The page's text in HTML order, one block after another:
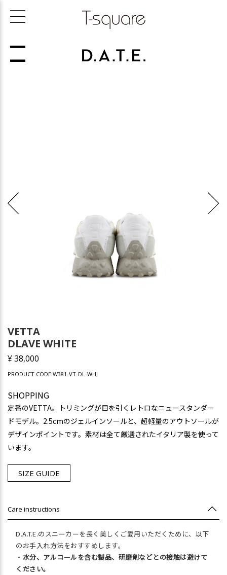
VETTA
DLAVE WHITE
¥ 38,000
PRODUCT CODE:W381-VT-DL-WHJ
SHOPPING
定番のVETTA。トリミングが目を引くレトロなニュースタンダー
ドモデル。2.5cmのジェルインソールと、超軽量のアウトソールが
デザインポイントです。素材は全て厳選されたイタリア製を使って
います。
SIZE GUIDE
Care instructions
D.A.T.E.のスニーカーを長く美しくご愛用いただくために、以下
のお手入れ方法をおすすめします。
・ 水分、アルコールを含む製品、研磨剤などとの接触は避けて
ください。